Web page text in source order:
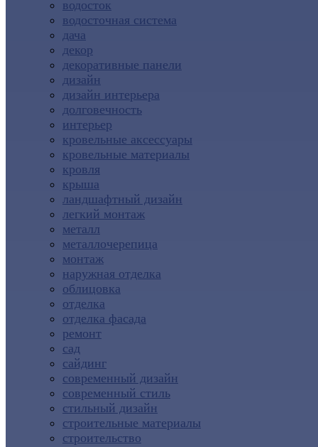
водосток
водосточная система
дача
декор
декоративные панели
дизайн
дизайн интерьера
долговечность
интерьер
кровельные аксессуары
кровельные материалы
кровля
крыша
ландшафтный дизайн
легкий монтаж
металл
металлочерепица
монтаж
наружная отделка
облицовка
отделка
отделка фасада
ремонт
сад
сайдинг
современный дизайн
современный стиль
стильный дизайн
строительные материалы
строительство